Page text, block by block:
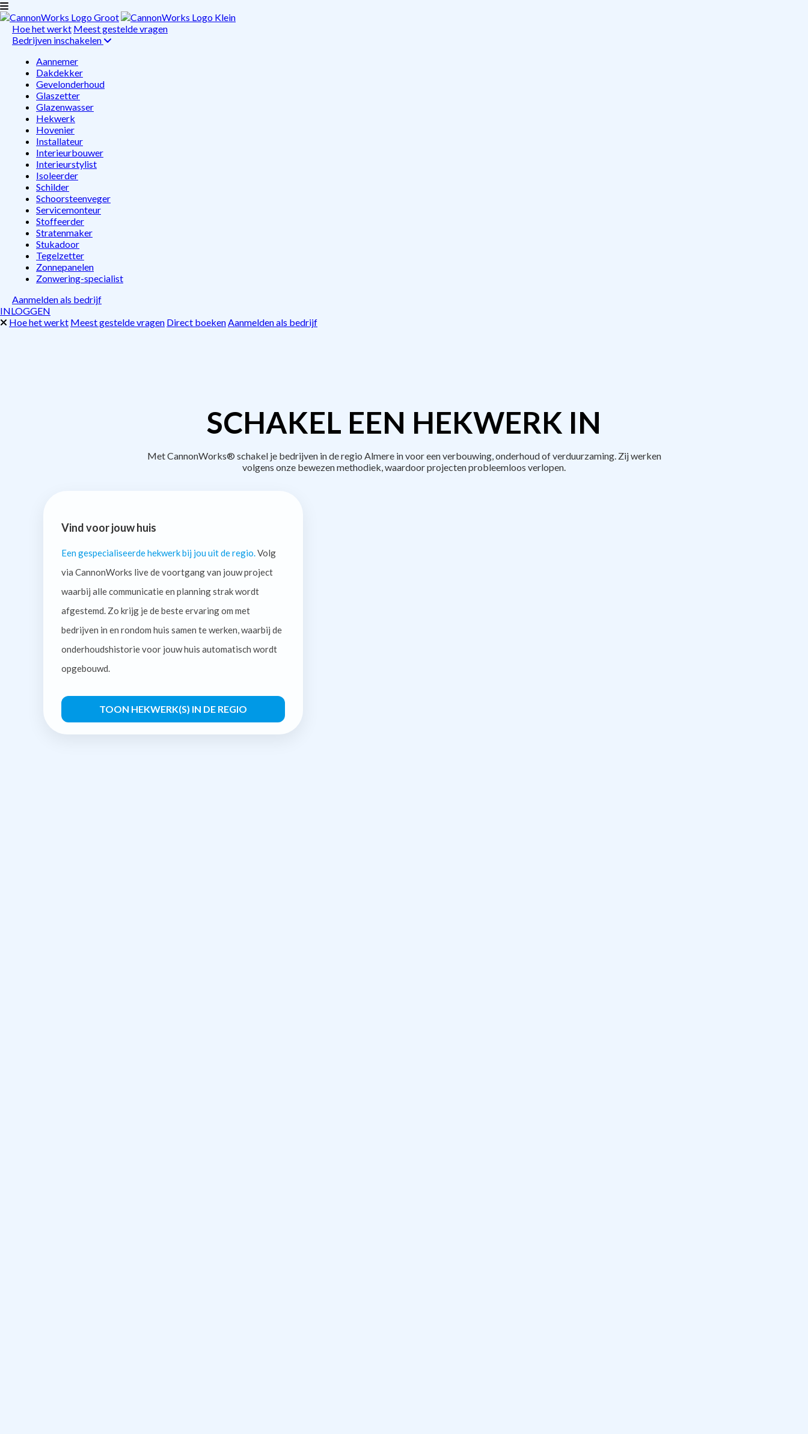
Hoe het werkt Meest gestelde vragen
Bedrijven inschakelen
Aannemer
Dakdekker
Gevelonderhoud
Glaszetter
Glazenwasser
Hekwerk
Hovenier
Installateur
Interieurbouwer
Interieurstylist
Isoleerder
Schilder
Schoorsteenveger
Servicemonteur
Stoffeerder
Stratenmaker
Stukadoor
Tegelzetter
Zonnepanelen
Zonwering-specialist
Aanmelden als bedrijf
INLOGGEN
Hoe het werkt Meest gestelde vragen Direct boekenAanmelden als bedrijf
SCHAKEL EEN HEKWERK IN
Met CannonWorks® schakel je bedrijven in de regio Almere in voor een verbouwing, onderhoud of verduurzaming. Zij werken
volgens onze bewezen methodiek, waardoor projecten probleemloos verlopen.
Vind voor jouw huis
Een gespecialiseerde hekwerk bij jou uit de regio. Volg
via CannonWorks live de voortgang van jouw project
waarbij alle communicatie en planning strak wordt
afgestemd. Zo krijg je de beste ervaring om met
bedrijven in en rondom huis samen te werken, waarbij de
onderhoudshistorie voor jouw huis automatisch wordt
opgebouwd.
TOON HEKWERK(S) IN DE REGIO